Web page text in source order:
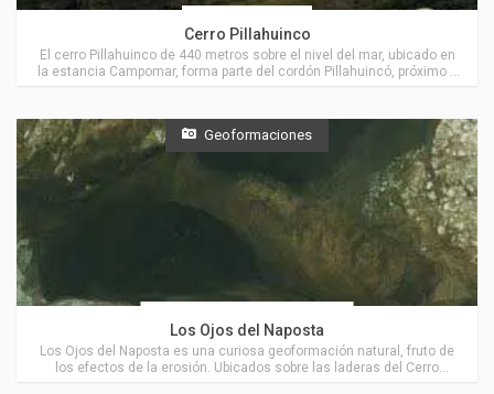
Cerro Pillahuinco
El cerro Pillahuinco de 440 metros sobre el nivel del mar, ubicado en
la estancia Campomar, forma parte del cordón Pillahuincó, próximo a
Geoformaciones
Los Ojos del Naposta
Los Ojos del Naposta es una curiosa geoformación natural, fruto de
los efectos de la erosión. Ubicados sobre las laderas del Cerro